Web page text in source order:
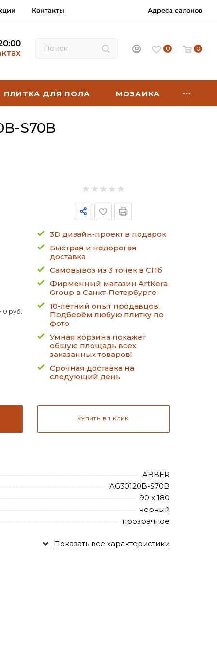
Контакты Адреса салонов
0 0
ПЛИТКА ДЛЯ ПОЛА МОЗАИКА
S70B
0 руб.
3D дизайн-проект в подарок
Быстрая и недорогая
доставка
Самовывоз из 3 точек в СПб
Фирменный магазин ArtKera
Group в Санкт-Петербурге
10-летний опыт продавцов.
Подберём любую плитку по
фото
Умная корзина покажет
общую площадь всех
заказанных товаров!
Срочная доставка на
следующий день
КУПИТЬ В 1 КЛИК
ABBER
AG30120B-S70B
90 х 180
черный
прозрачное
Показать все характеристики